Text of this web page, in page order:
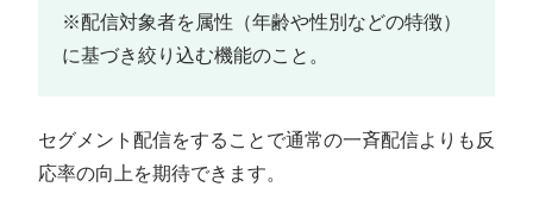
※配信対象者を属性（年齢や性別などの特徴）
に基づき絞り込む機能のこと。
セグメント配信をすることで通常の一斉配信よりも反
応率の向上を期待できます。